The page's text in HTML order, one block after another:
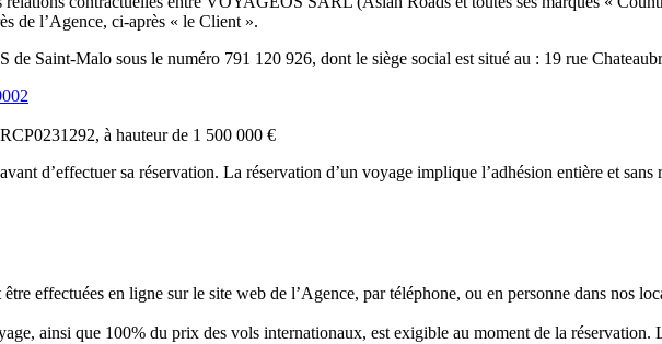
de l’Agence, ci-après « le Client ».
Saint-Malo sous le numéro 791 120 926, dont le siège social est situé au : 19 rue
à hauteur de 1 500 000 €
d’effectuer sa réservation. La réservation d’un voyage implique l’adhésion entière et
effectuées en ligne sur le site web de l’Agence, par téléphone, ou en personne dans nos
ainsi que 100% du prix des vols internationaux, est exigible au moment de la réservation.